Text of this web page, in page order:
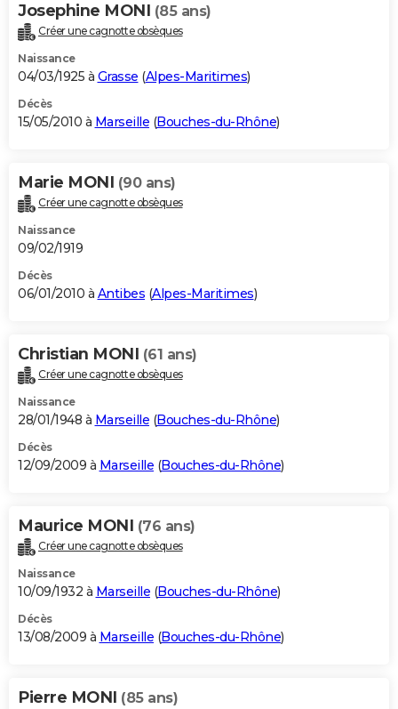
Josephine MONI (85 ans)
Créer une cagnotte obsèques
Naissance
04/03/1925 à Grasse (Alpes-Maritimes)
Décès
15/05/2010 à Marseille (Bouches-du-Rhône)
Marie MONI (90 ans)
Créer une cagnotte obsèques
Naissance
09/02/1919
Décès
06/01/2010 à Antibes (Alpes-Maritimes)
Christian MONI (61 ans)
Créer une cagnotte obsèques
Naissance
28/01/1948 à Marseille (Bouches-du-Rhône)
Décès
12/09/2009 à Marseille (Bouches-du-Rhône)
Maurice MONI (76 ans)
Créer une cagnotte obsèques
Naissance
10/09/1932 à Marseille (Bouches-du-Rhône)
Décès
13/08/2009 à Marseille (Bouches-du-Rhône)
Pierre MONI (85 ans)